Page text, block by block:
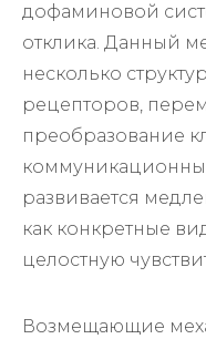
дофаминовой
отклика. Данный
несколько
рецепторов,
преобразование
развивается
как конкретные
целостную
Возмещающие